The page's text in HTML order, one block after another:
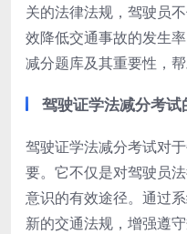
关的法律法规，驾驶员
效降低交通事故的发生
减分题库及其重要性，
驾驶证学法减分考试
驾驶证学法减分考试对
要。它不仅是对驾驶员
意识的有效途径。通过
新的交通法规，增强遵